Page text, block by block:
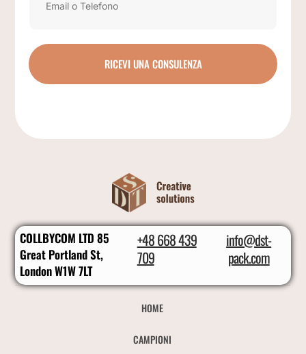
RICEVI UNA CONSULENZA
COLLBYCOM LTD 85
Great Portland St,
London W1W 7LT
+48 668 439
709
info@dst-
pack.com
HOME
CAMPIONI